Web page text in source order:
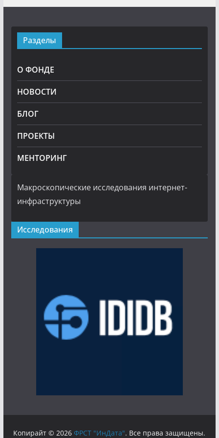
Разделы
О ФОНДЕ
НОВОСТИ
БЛОГ
ПРОЕКТЫ
МЕНТОРИНГ
Макроскопические исследования интернет-
инфраструктуры
Исследования
Копирайт © 2026ФРСТ "ИнДата". Все права защищены.